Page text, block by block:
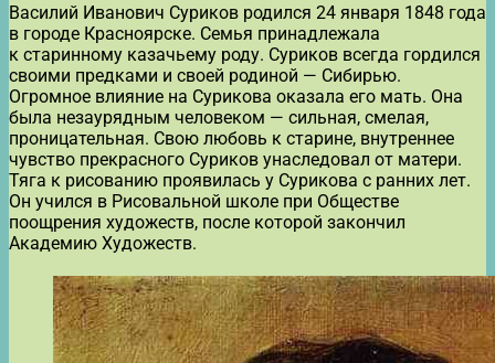
Василий Иванович Суриков родился 24 января 1848 года
в городе Красноярске. Семья принадлежала
к старинному казачьему роду. Суриков всегда гордился
своими предками и своей родиной — Сибирью.
Огромное влияние на Сурикова оказала его мать. Она
была незаурядным человеком — сильная, смелая,
проницательная. Свою любовь к старине, внутреннее
чувство прекрасного Суриков унаследовал от матери.
Тяга к рисованию проявилась у Сурикова с ранних лет.
Он учился в Рисовальной школе при Обществе
поощрения художеств, после которой закончил
Академию Художеств.